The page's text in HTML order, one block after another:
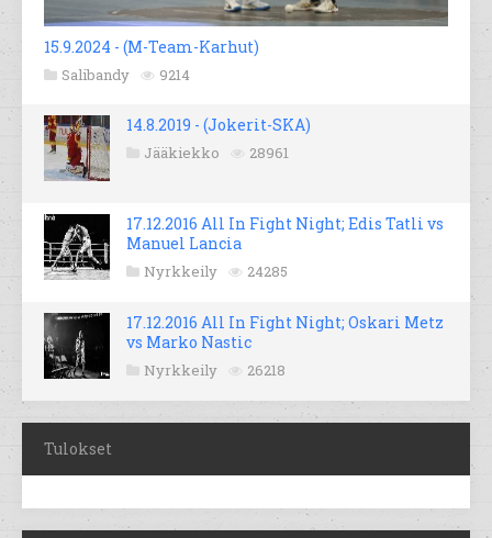
15.9.2024 - (M-Team-Karhut)
Salibandy 9214
14.8.2019 - (Jokerit-SKA)
Jääkiekko 28961
17.12.2016 All In Fight Night; Edis Tatli vs
Manuel Lancia
Nyrkkeily 24285
17.12.2016 All In Fight Night; Oskari Metz
vs Marko Nastic
Nyrkkeily 26218
Tulokset